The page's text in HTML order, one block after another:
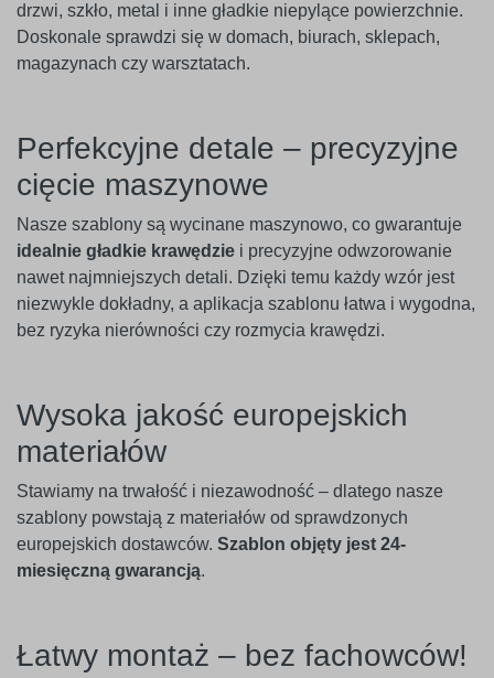
drzwi, szkło, metal i inne gładkie niepylące powierzchnie.
Doskonale sprawdzi się w domach, biurach, sklepach,
magazynach czy warsztatach.
Perfekcyjne detale – precyzyjne
cięcie maszynowe
Nasze szablony są wycinane maszynowo, co gwarantuje
idealnie gładkie krawędzie i precyzyjne odwzorowanie
nawet najmniejszych detali. Dzięki temu każdy wzór jest
niezwykle dokładny, a aplikacja szablonu łatwa i wygodna,
bez ryzyka nierówności czy rozmycia krawędzi.
Wysoka jakość europejskich
materiałów
Stawiamy na trwałość i niezawodność – dlatego nasze
szablony powstają z materiałów od sprawdzonych
europejskich dostawców. Szablon objęty jest 24-
miesięczną gwarancją.
Łatwy montaż – bez fachowców!